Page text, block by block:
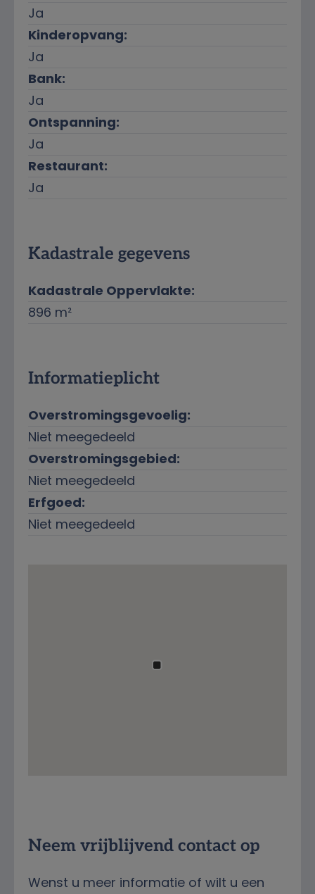
Ja
Kinderopvang:
Ja
Bank:
Ja
Ontspanning:
Ja
Restaurant:
Ja
Kadastrale gegevens
Kadastrale Oppervlakte:
896 m²
Informatieplicht
Overstromingsgevoelig:
Niet meegedeeld
Overstromingsgebied:
Niet meegedeeld
Erfgoed:
Niet meegedeeld
Neem vrijblijvend contact op
Wenst u meer informatie of wilt u een